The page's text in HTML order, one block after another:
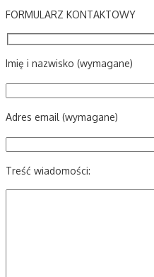
FORMULARZ KONTAKTOWY
Imię i nazwisko (wymagane)
Adres email (wymagane)
Treść wiadomości: